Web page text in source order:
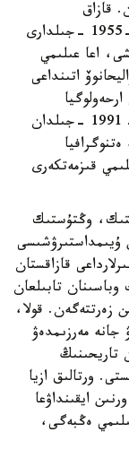
قازاق
مەملەكتتىك ۋنيۆەرسيتەتىن بىتىرگەن. 1950-1955 -جىلدارى
اعا عىلىمي
ش. ءۋاليحانوۆ اتىنداعى
ءبولىمىنىڭ مەڭگەرۋشىسى قىزمەتىن اتقارعان. 1991 -جىلدان
قىزمەتكەرى
وڭتۇستىك
ۇيىمداستىرۋشىسى
قازاقستان
تابىلعان
زەرتتەگەن. قولا،
جانە مەرزىمدەۋ
تاريحىنىڭ
ورتالىق ازيا
ايقىنداۋعا
عا جۋىق عىلىمي ەڭبەگى،